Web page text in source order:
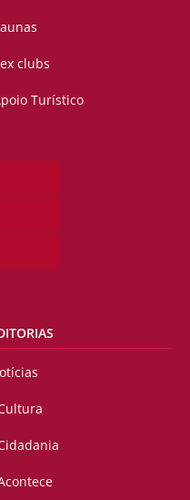
clubs
Turístico